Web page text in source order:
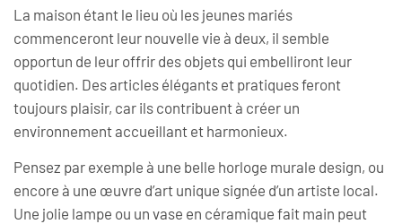
La maison étant le lieu où les jeunes mariés
commenceront leur nouvelle vie à deux, il semble
opportun de leur offrir des objets qui embelliront leur
quotidien. Des articles élégants et pratiques feront
toujours plaisir, car ils contribuent à créer un
environnement accueillant et harmonieux.
Pensez par exemple à une belle horloge murale design, ou
encore à une œuvre d’art unique signée d’un artiste local.
Une jolie lampe ou un vase en céramique fait main peut